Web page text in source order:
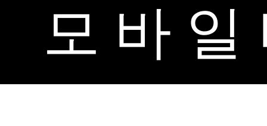
모 바 일